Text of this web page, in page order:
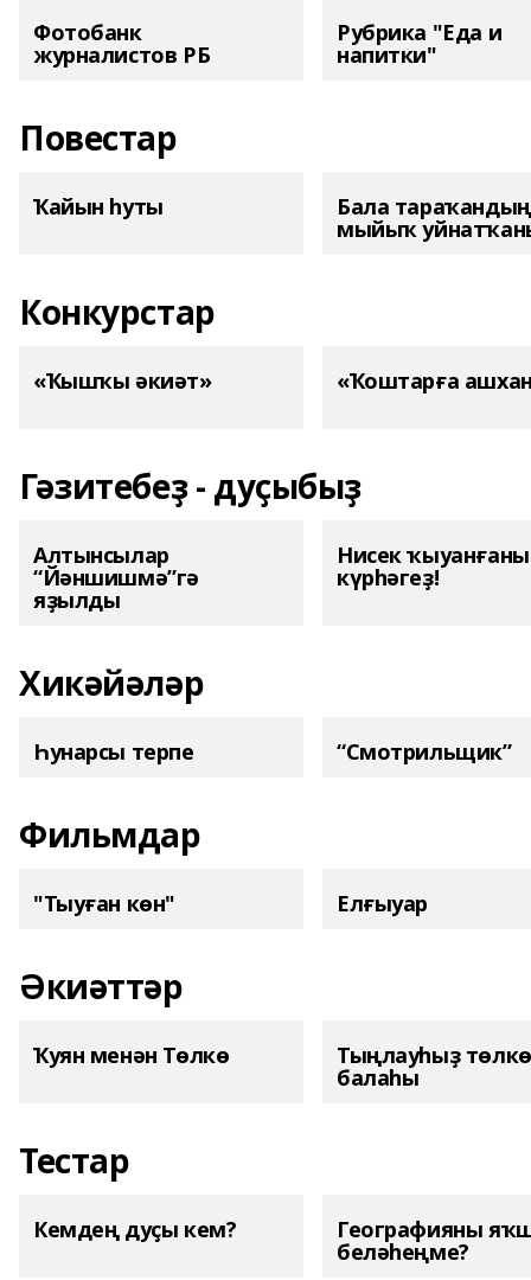
Фотобанк
журналистов РБ
Рубрика "Еда и
напитки"
Повестар
Ҡайын һуты Бала тараҡандың
мыйыҡ
Конкурстар
«Ҡышҡы әкиәт» «Ҡоштарға
Гәзитебеҙ - дуҫыбыҙ
Алтынсылар
“Йәншишмә”гә
яҙылды
Нисек
күрһәгеҙ!
Хикәйәләр
Һунарсы терпе “Смотрильщик”
Фильмдар
"Тыуған көн" Елғыуар
Әкиәттәр
Ҡуян менән Төлкө Тыңлауһыҙ төлкө
балаһы
Тестар
Кемдең дуҫы кем? Географияны
беләһеңме?